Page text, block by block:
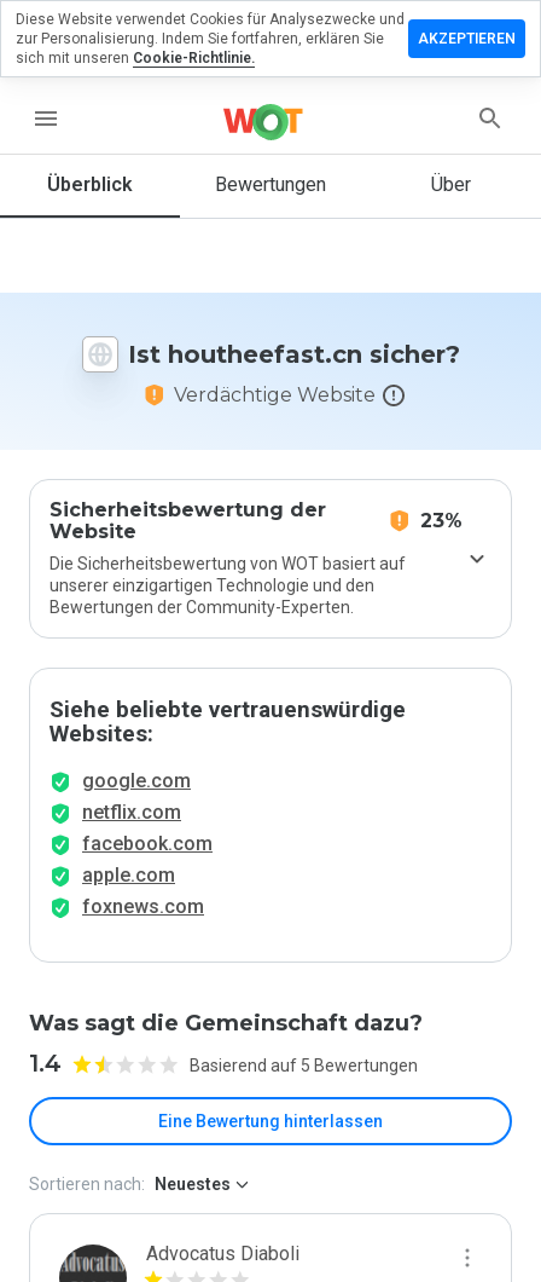
menu
Überblick Bewertungen Über
Ist houtheefast.cn sicher?
Verdächtige Website
Sicherheitsbewertung der
Website
23%
Die Sicherheitsbewertung von WOT basiert auf
unserer einzigartigen Technologie und den
Bewertungen der Community-Experten.
Siehe beliebte vertrauenswürdige
Websites:
google.com
netflix.com
facebook.com
apple.com
foxnews.com
Was sagt die Gemeinschaft dazu?
1.4 Basierend auf 5 Bewertungen
Eine Bewertung hinterlassen
zu
Sie diese
auf einer
Skala von
Sortieren nach: Neuestes
Advocatus Diaboli
Diese Website verwendet Cookies für Analysezwecke und
zur Personalisierung. Indem Sie fortfahren, erklären Sie
sich mit unseren Cookie-Richtlinie.
AKZEPTIEREN